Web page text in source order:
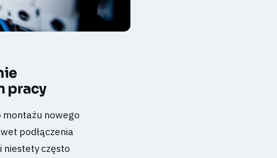
pracy
nowego
podłączenia
niestety często